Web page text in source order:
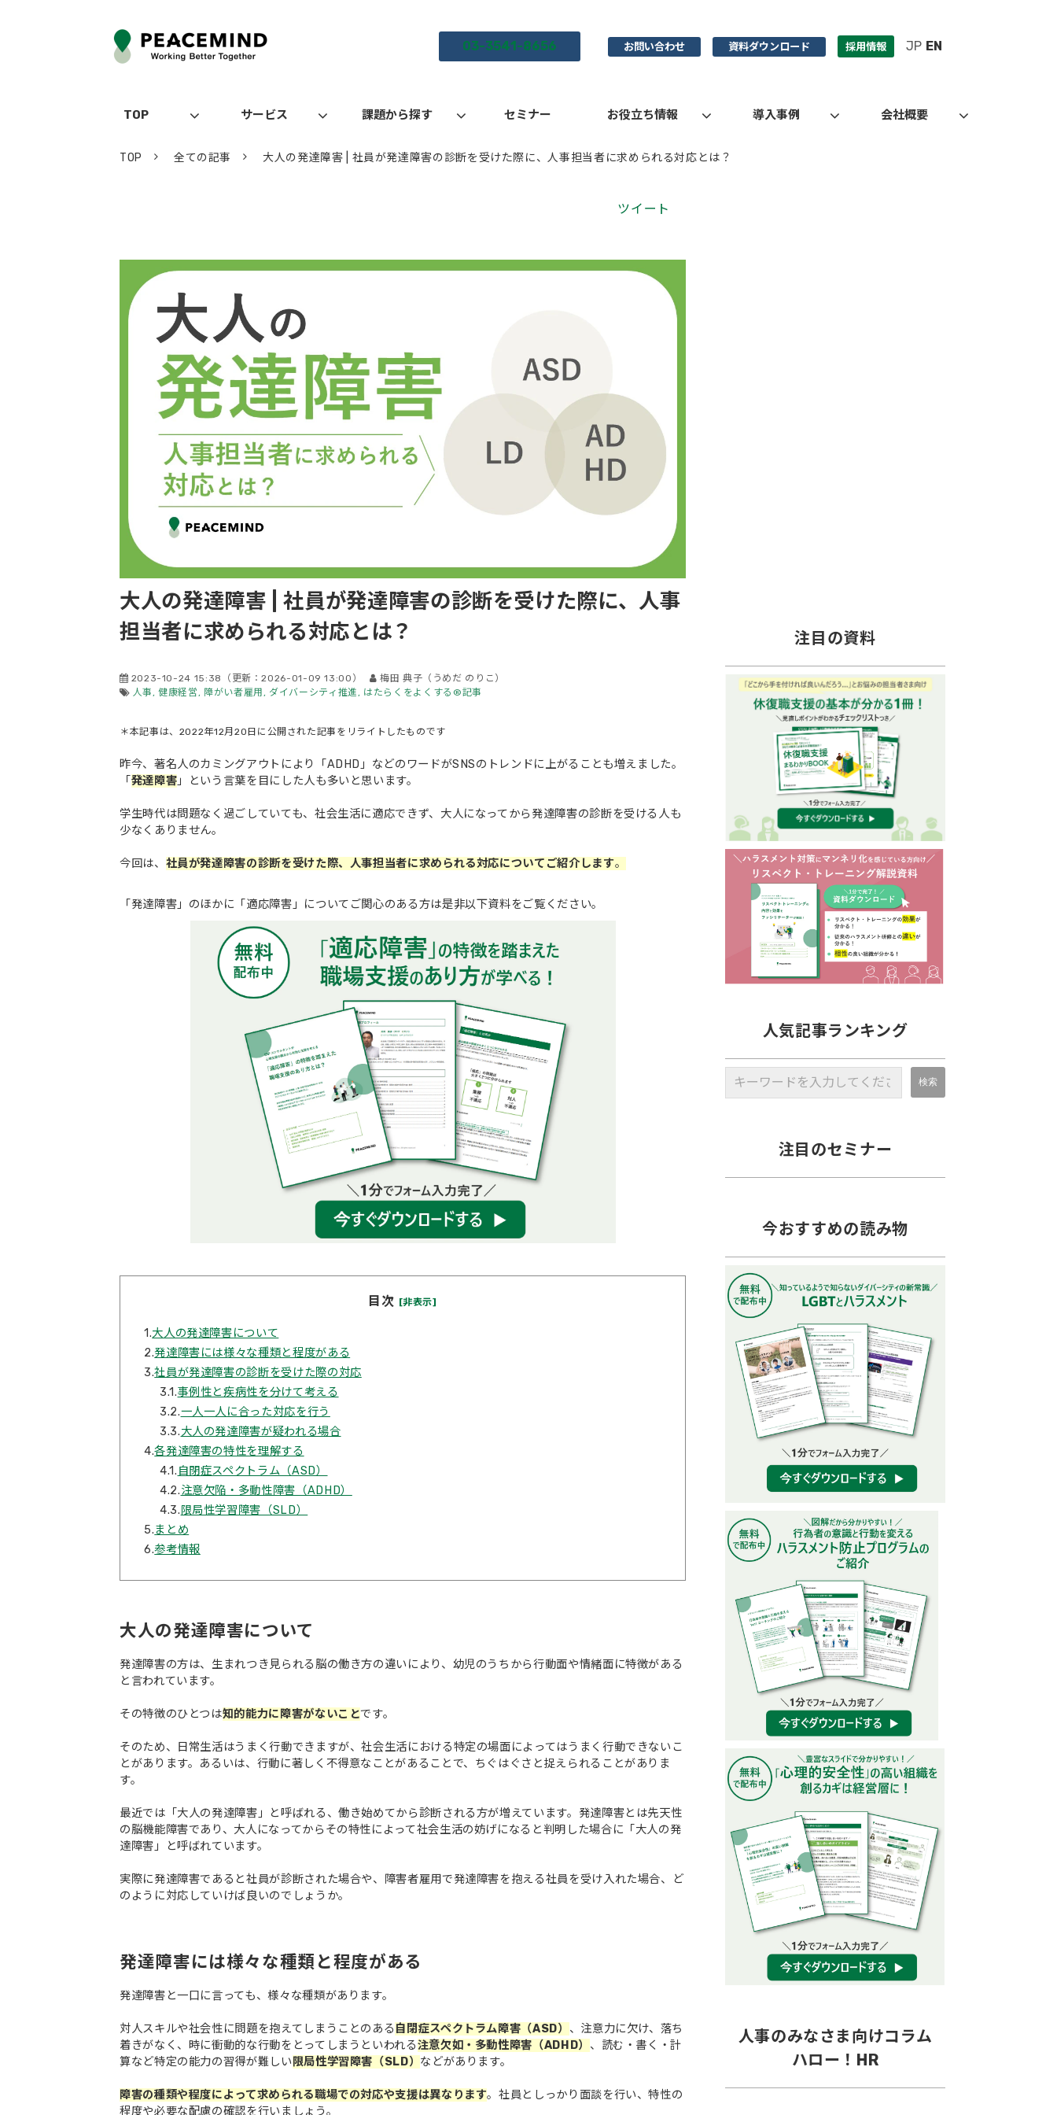
03-3541-8656 お問い合わせ 資料ダウンロード 採用情報 JP EN
TOP サービス 課題から探す セミナー お役立ち情報 導入事例 会社概要
TOP 全ての記事 大人の発達障害 | 社員が発達障害の診断を受けた際に、人事担当者に求められる対応とは？
ツイート
大人の発達障害 | 社員が発達障害の診断を受けた際に、人事
担当者に求められる対応とは？
2023-10-24 15:38 （更新：2026-01-09 13:00 ）
梅田 典子（うめだ のりこ）
人事
健康経営 障がい者雇用 ダイバーシティ推進 はたらくをよくする®記事
＊本記事は、2022年12月20日に公開された記事をリライトしたものです
昨今、著名人のカミングアウトにより「ADHD」などのワードがSNSのトレンドに上がることも増えました。
「 発達障害 」という言葉を目にした人も多いと思います。
学生時代は問題なく過ごしていても、社会生活に適応できず、大人になってから発達障害の診断を受ける人も
少なくありません。
今回は、 社員が発達障害の診断を受けた際、人事担当者に求められる対応についてご紹介します。
「発達障害」のほかに「適応障害」についてご関心のある方は是非以下資料をご覧ください。
目次 [非表示]
1.大人の発達障害について
2.発達障害には様々な種類と程度がある
3.社員が発達障害の診断を受けた際の対応
3.1.事例性と疾病性を分けて考える
3.2.一人一人に合った対応を行う
3.3.大人の発達障害が疑われる場合
4.各発達障害の特性を理解する
4.1. 自閉症スペクトラム（ASD）
4.2.注意欠陥・多動性障害（ADHD）
4.3. 限局性学習障害（SLD）
5.まとめ
6.参考情報
大人の発達障害について
発達障害の方は、生まれつき見られる脳の働き方の違いにより、幼児のうちから行動面や情緒面に特徴がある
と言われています。
その特徴のひとつは知的能力に障害がないことです。
そのため、日常生活はうまく行動できますが、社会生活における特定の場面によってはうまく行動できないこ
とがあります。あるいは、行動に著しく不得意なことがあることで、ちぐはぐさと捉えられることがありま
す。
最近では「大人の発達障害」と呼ばれる、働き始めてから診断される方が増えています。発達障害とは先天性
の脳機能障害であり、大人になってからその特性によって社会生活の妨げになると判明した場合に「大人の発
達障害」と呼ばれています。
実際に発達障害であると社員が診断された場合や、障害者雇用で発達障害を抱える社員を受け入れた場合、ど
のように対応していけば良いのでしょうか。
発達障害には様々な種類と程度がある
発達障害と一口に言っても、様々な種類があります。
対人スキルや社会性に問題を抱えてしまうことのある 自閉症スペクトラム障害（ASD） 、注意力に欠け、落ち
着きがなく、時に衝動的な行動をとってしまうといわれる注意欠如・多動性障害（ADHD） 、読む・書く・計
算など特定の能力の習得が難しい 限局性学習障害（SLD） などがあります。
障害の種類や程度によって求められる職場での対応や支援は異なります。社員としっかり面談を行い、特性の
程度や必要な配慮の確認を行いましょう。
注目の資料
人気記事ランキング
注目のセミナー
今おすすめの読み物
人事のみなさま向けコラム
ハロー！HR